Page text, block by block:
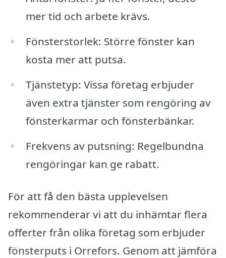
mer tid och arbete krävs.
Fönsterstorlek: Större fönster kan
kosta mer att putsa.
Tjänstetyp: Vissa företag erbjuder
även extra tjänster som rengöring av
fönsterkarmar och fönsterbänkar.
Frekvens av putsning: Regelbundna
rengöringar kan ge rabatt.
För att få den bästa upplevelsen
rekommenderar vi att du inhämtar flera
offerter från olika företag som erbjuder
fönsterputs i Orrefors. Genom att jämföra